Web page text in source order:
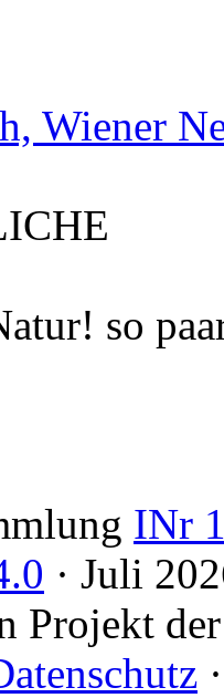
Wiener
so
INr
· Juli
Projekt der
·